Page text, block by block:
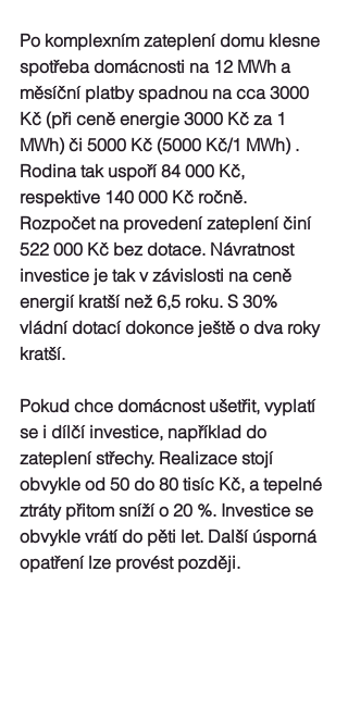
Po komplexním zateplení domu klesne
spotřeba domácnosti na 12 MWh a
měsíční platby spadnou na cca 3000
Kč (při ceně energie 3000 Kč za 1
MWh) či 5000 Kč (5000 Kč/1 MWh) .
Rodina tak uspoří 84 000 Kč,
respektive 140 000 Kč ročně.
Rozpočet na provedení zateplení činí
522 000 Kč bez dotace. Návratnost
investice je tak v závislosti na ceně
energií kratší než 6,5 roku. S 30%
vládní dotací dokonce ještě o dva roky
kratší.
Pokud chce domácnost ušetřit, vyplatí
se i dílčí investice, například do
zateplení střechy. Realizace stojí
obvykle od 50 do 80 tisíc Kč, a tepelné
ztráty přitom sníží o 20 %. Investice se
obvykle vrátí do pěti let. Další úsporná
opatření lze provést později.